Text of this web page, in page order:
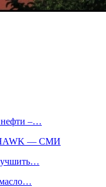
нефти –…
HAWK — СМИ